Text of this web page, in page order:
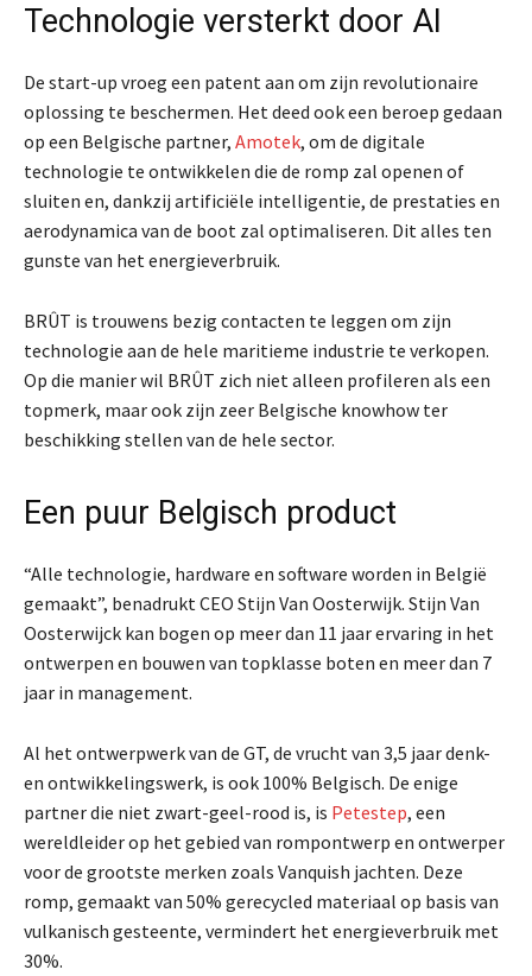
Technologie versterkt door AI
De start-up vroeg een patent aan om zijn revolutionaire
oplossing te beschermen. Het deed ook een beroep gedaan
op een Belgische partner, Amotek, om de digitale
technologie te ontwikkelen die de romp zal openen of
sluiten en, dankzij artificiële intelligentie, de prestaties en
aerodynamica van de boot zal optimaliseren. Dit alles ten
gunste van het energieverbruik.
BRÛT is trouwens bezig contacten te leggen om zijn
technologie aan de hele maritieme industrie te verkopen.
Op die manier wil BRÛT zich niet alleen profileren als een
topmerk, maar ook zijn zeer Belgische knowhow ter
beschikking stellen van de hele sector.
Een puur Belgisch product
“Alle technologie, hardware en software worden in België
gemaakt”, benadrukt CEO Stijn Van Oosterwijk. Stijn Van
Oosterwijck kan bogen op meer dan 11 jaar ervaring in het
ontwerpen en bouwen van topklasse boten en meer dan 7
jaar in management.
Al het ontwerpwerk van de GT, de vrucht van 3,5 jaar denk-
en ontwikkelingswerk, is ook 100% Belgisch. De enige
partner die niet zwart-geel-rood is, is Petestep, een
wereldleider op het gebied van rompontwerp en ontwerper
voor de grootste merken zoals Vanquish jachten. Deze
romp, gemaakt van 50% gerecycled materiaal op basis van
vulkanisch gesteente, vermindert het energieverbruik met
30%.